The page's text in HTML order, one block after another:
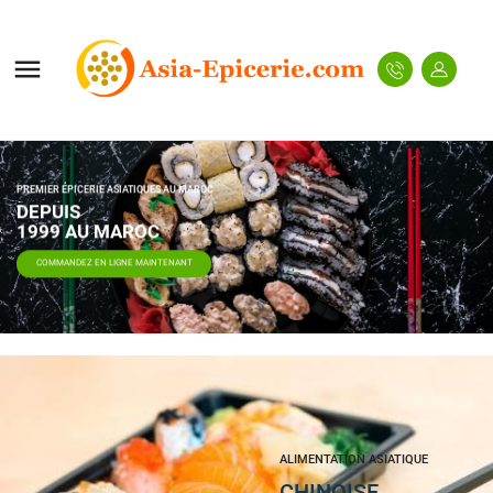

PREMIER ÉPICERIE ASIATIQUES AU MAROC
DEPUIS
1999 AU MAROC
COMMANDEZ EN LIGNE MAINTENANT
ALIMENTATION ASIATIQUE